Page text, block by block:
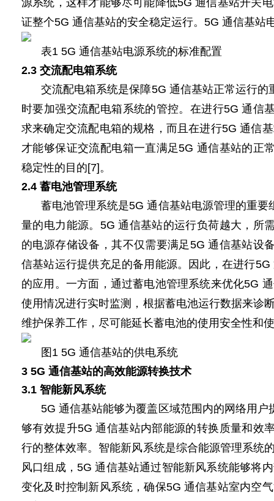
源系统，这样才能够尽可能降低5G 通信基站开关
证整个5G 通信基站的安全稳定运行。 5G 通信基站
表1 5G 通信基站电源系统的标准配置
2.3 交流配电箱系统
交流配电箱系统是保障5G 通信基站正常运行
时要加强交流配电箱系统的管控。在进行5G 通信
求来确定交流配电箱的规格，而且在进行5G 通信
才能够保证交流配电箱一直满足5G 通信基站的正
稳定性的目的[7]。
2.4 蓄电池管理系统
蓄电池管理系统是5G 通信基站电源管理的重
量的电力能源。5G 通信基站的运行负荷越大，所
的电源存储设备，其不仅需要满足5G 通信基站设
信基站运行提供充足的备用能源。因此，在进行
的应用。一方面，通过蓄电池管理系统来优化5G
使用情况进行实时监测，根据蓄电池运行数据来诊
维护保养工作，尽可能延长蓄电池的使用安全性和
图1 5G 通信基站的供电系统
3 5G 通信基站的高效能源转换技术
3.1 智能新风系统
5G 通信基站能够为覆盖区域范围内的网络用
够有效提升5G 通信基站内部能源的转换质量和效
行的整体效率。智能新风系统是综合能源管理系统
风口组成，5G 通信基站通过智能新风系统能够将
变化及时控制新风系统，确保5G 通信基站室内空